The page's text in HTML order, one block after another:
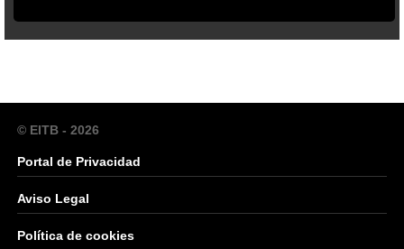
© EITB - 2026
Portal de Privacidad
Aviso Legal
Política de cookies